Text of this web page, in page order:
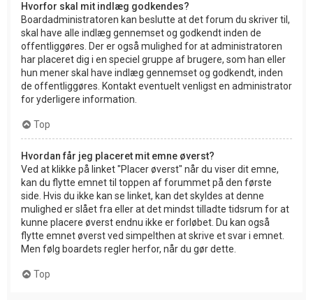
Hvorfor skal mit indlæg godkendes?
Boardadministratoren kan beslutte at det forum du skriver til,
skal have alle indlæg gennemset og godkendt inden de
offentliggøres. Der er også mulighed for at administratoren
har placeret dig i en speciel gruppe af brugere, som han eller
hun mener skal have indlæg gennemset og godkendt, inden
de offentliggøres. Kontakt eventuelt venligst en administrator
for yderligere information.
Top
Hvordan får jeg placeret mit emne øverst?
Ved at klikke på linket "Placer øverst" når du viser dit emne,
kan du flytte emnet til toppen af forummet på den første
side. Hvis du ikke kan se linket, kan det skyldes at denne
mulighed er slået fra eller at det mindst tilladte tidsrum for at
kunne placere øverst endnu ikke er forløbet. Du kan også
flytte emnet øverst ved simpelthen at skrive et svar i emnet.
Men følg boardets regler herfor, når du gør dette.
Top